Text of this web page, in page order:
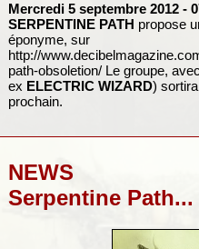
Mercredi 5 septembre 2012 -
SERPENTINE PATH propose
éponyme, sur
http://
path-obsoletion/ Le groupe,
ex ELECTRIC WIZARD)
prochain.
NEWS
Serpentine